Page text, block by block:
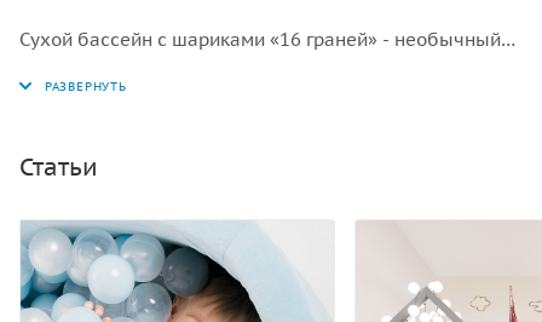
Сухой бассейн с шариками «16 граней» - необычный
или дачного участка. Развивает ловкость, моторику,
компактно складывается. Бассейн состоит из мягких
тряпкой. Внутри - плотный поролон. Собирается из
отдельных мягких элементов, которые быстро
соединяются между собой с помощью липучек. Его
Статьи